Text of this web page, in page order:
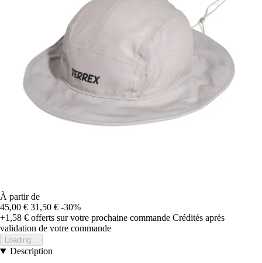
À partir de
45,00 € 31,50 € -30%
+1,58 € offerts sur votre prochaine commande Crédités après
validation de votre commande
Loading...
Description